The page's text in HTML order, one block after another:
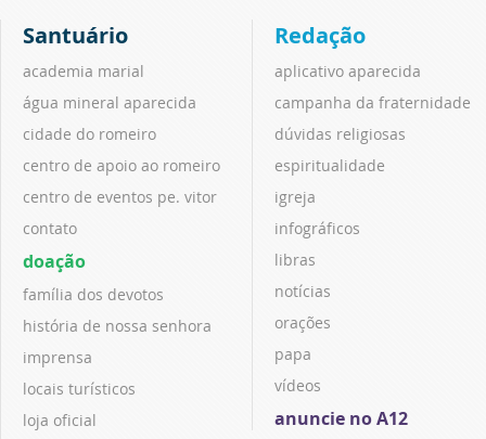
Santuário
academia marial
água mineral aparecida
cidade do romeiro
centro de apoio ao romeiro
centro de eventos pe. vitor
contato
doação
família dos devotos
história de nossa senhora
imprensa
locais turísticos
loja oficial
Redação
aplicativo aparecida
campanha da fraternidade
dúvidas religiosas
espiritualidade
igreja
infográficos
libras
notícias
orações
papa
vídeos
anuncie no A12